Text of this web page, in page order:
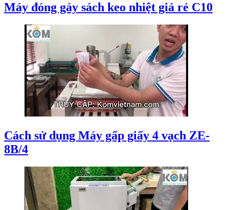
Máy đóng gáy sách keo nhiệt giá rẻ C10
Cách sử dụng Máy gấp giấy 4 vạch ZE-
8B/4